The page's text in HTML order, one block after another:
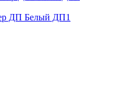
ДП Белый ДП1